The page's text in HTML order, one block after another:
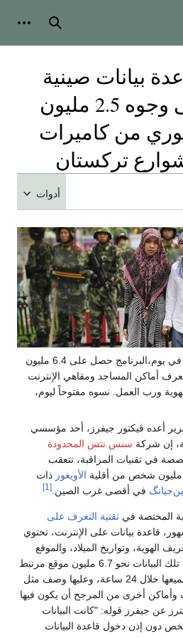
بحث
بيانات صينية
تتعرف على وجوه 2.5 مليون
من كاميرات
تركستان
أدوات
. في يوم،البرنامج حصل على 6.4 مليون
يعرف أماكن المساجد ومقاهي الإنترنت
ورب العمل. نسوه مفتوحاً ليوم،
أعده ڤيكتور جيفرز، أحد مؤسسي
إن شركة سنس نتس المحدودة
في تقنيات المراقبة، تتعقب
الأويغور ذات
في أقصى غرب الصين. [1]
المختصة في تقنية التعرف على
قاعدة بيانات على الإنترنت، تحتوي
الهوية، وتواريخ الميلاد، والموقع
للأشخاص المراقبين. وكشفت تلك البيانات نحو 6.7 مليون موقع مرتبط
بمن خضعوا للمراقبة جرى تجميعها خلال 24 ساعة، وعليها وصف مثل
وأماكن أخرى من المرجح أن يكون فيها
عن جيفرز قوله: "كانت البيانات
دون إذن دخول قاعدة البيانات